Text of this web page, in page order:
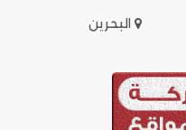
البحرين